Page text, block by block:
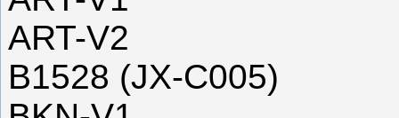
ART-V2
B1528 (JX-C005)